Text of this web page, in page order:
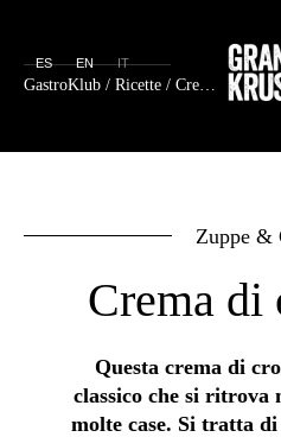
GastroKlub / Ricette / Crema di crostacei
ES EN IT
Zuppe &
Crema di
Questa crema di
classico che si ritrova
molte case. Si tratta